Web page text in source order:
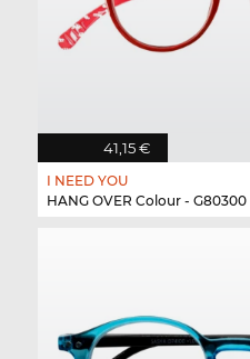
41,15 €
I NEED YOU
HANG OVER Colour -